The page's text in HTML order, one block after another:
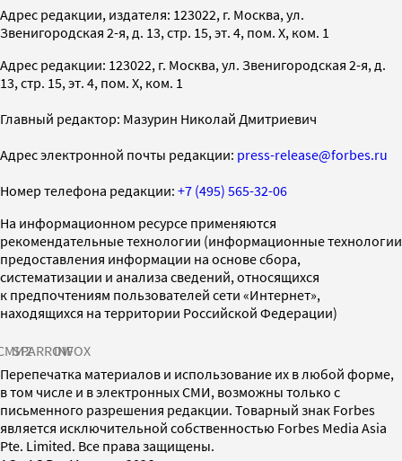
Адрес редакции, издателя: 123022, г. Москва, ул.
Звенигородская 2-я, д. 13, стр. 15, эт. 4, пом. X, ком. 1
Адрес редакции: 123022, г. Москва, ул. Звенигородская 2-я, д.
13, стр. 15, эт. 4, пом. X, ком. 1
Главный редактор: Мазурин Николай Дмитриевич
Адрес электронной почты редакции: press-release@forbes.ru
Номер телефона редакции: +7 (495) 565-32-06
На информационном ресурсе применяются
рекомендательные технологии (информационные технологии
предоставления информации на основе сбора,
систематизации и анализа сведений, относящихся
к предпочтениям пользователей сети «Интернет»,
находящихся на территории Российской Федерации)
SPARROWINFOX
Перепечатка материалов и использование их в любой форме,
в том числе и в электронных СМИ, возможны только с
письменного разрешения редакции. Товарный знак Forbes
является исключительной собственностью Forbes Media Asia
Pte. Limited. Все права защищены.